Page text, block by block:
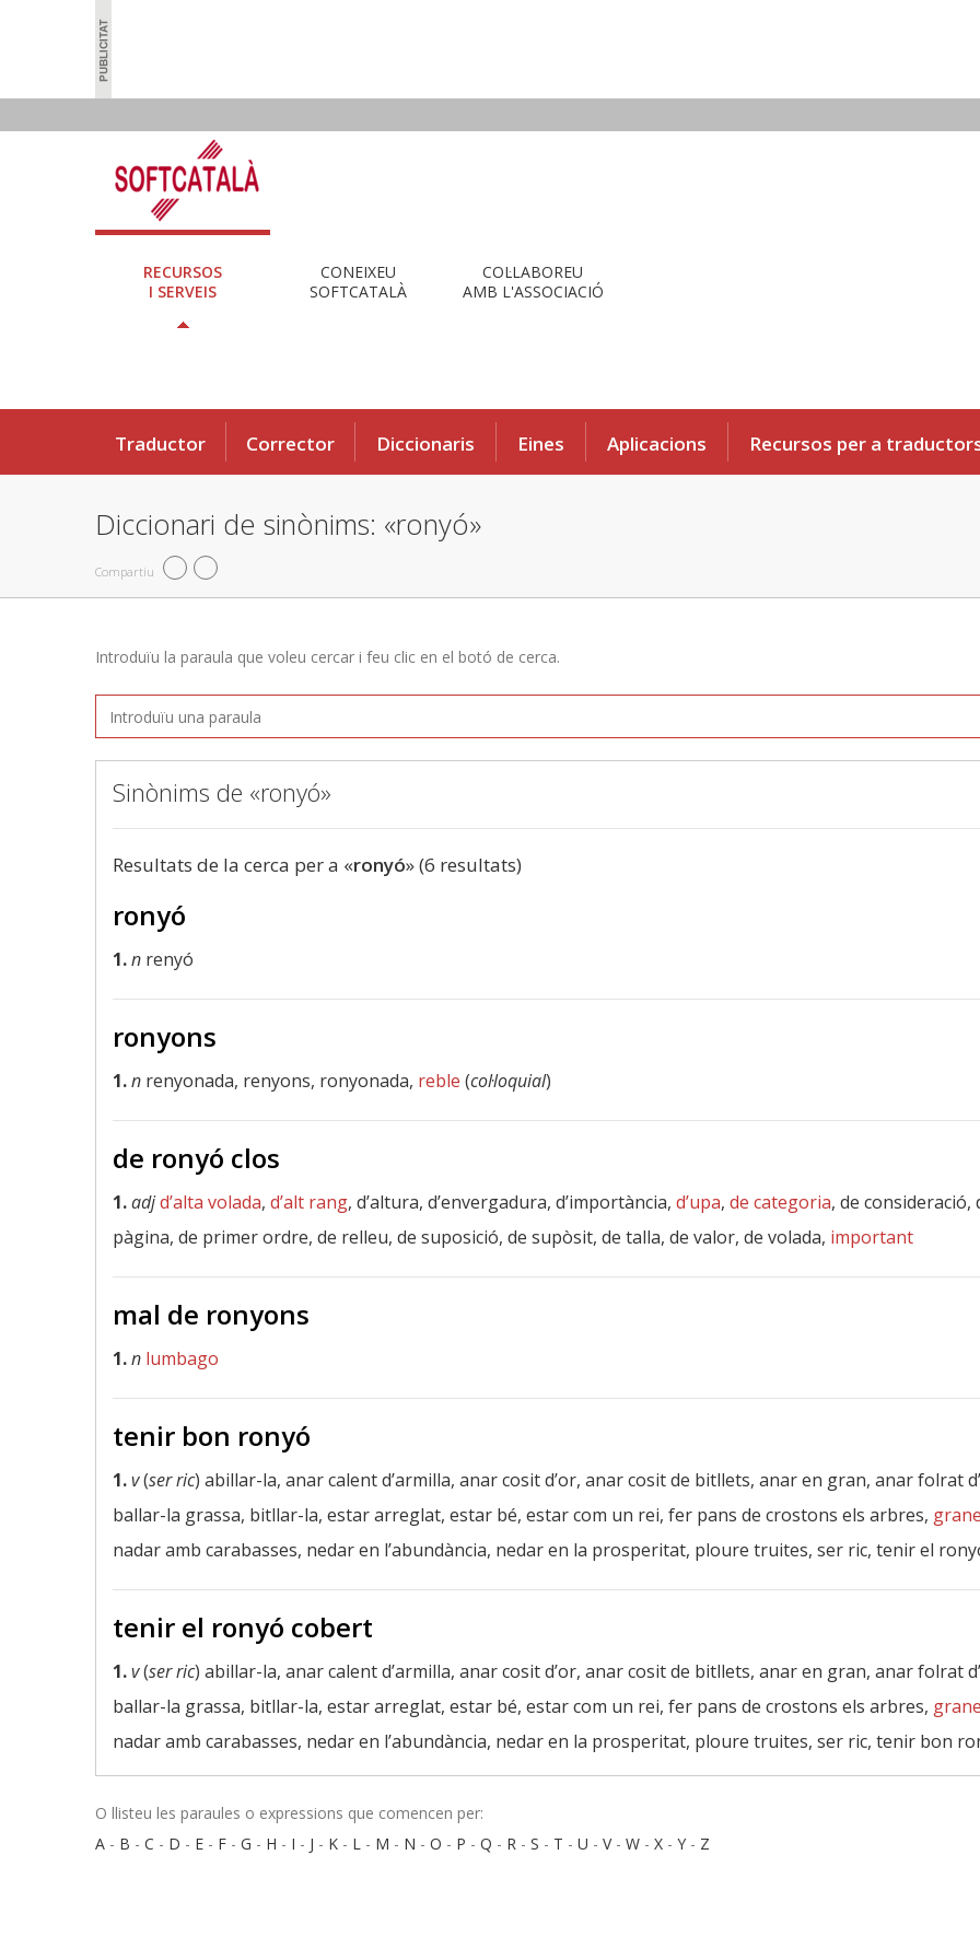
RECURSOS
I SERVEIS
CONEIXEU
SOFTCATALÀ
COL·LABOREU
AMB L'ASSOCIACIÓ
Traductor Corrector Diccionaris Eines Aplicacions Recursos per a
Diccionari de sinònims: «ronyó»
Compartiu
Introduïu la paraula que voleu cercar i feu clic en el botó de cerca.
Sinònims de «ronyó»
Resultats de la cerca per a «ronyó» (6 resultats)
ronyó
1.n renyó
ronyons
1.n renyonada, renyons, ronyonada, reble (col·loquial)
de ronyó clos
1.adjd’alta volada, d’alt rang, d’altura, d’envergadura, d’importància, d’upa, de categoria, de
pàgina, de primer ordre, de relleu, de suposició, de supòsit, de talla, de valor, de volada, important
mal de ronyons
1.n lumbago
tenir bon ronyó
1.v(ser ric) abillar-la, anar calent d’armilla, anar cosit d’or, anar cosit de bitllets, anar en gran, anar folrat
ballar-la grassa, bitllar-la, estar arreglat, estar bé, estar com un rei, fer pans de crostons els arbres,
nadar amb carabasses, nedar en l’abundància, nedar en la prosperitat, ploure truites, ser ric, tenir el
tenir el ronyó cobert
1.v(ser ric) abillar-la, anar calent d’armilla, anar cosit d’or, anar cosit de bitllets, anar en gran, anar folrat
ballar-la grassa, bitllar-la, estar arreglat, estar bé, estar com un rei, fer pans de crostons els arbres,
nadar amb carabasses, nedar en l’abundància, nedar en la prosperitat, ploure truites, ser ric, tenir bon
O llisteu les paraules o expressions que comencen per:
A - B - C - D - E - F - G - H - I - J - K - L - M - N - O - P - Q - R - S - T - U - V- W - X - Y - Z